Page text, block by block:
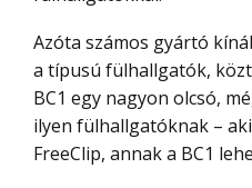
Azóta számos gyártó kínálatában megjelentek ezek
a típusú fülhallgatók,
BC1 egy nagyon olcsó,
ilyen fülhallgatóknak –
FreeClip, annak a BC1